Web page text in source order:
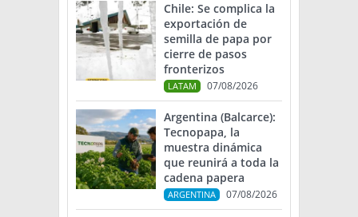
Chile: Se complica la
exportación de
semilla de papa por
cierre de pasos
fronterizos
LATAM 07/08/2026
Argentina (Balcarce):
Tecnopapa, la
muestra dinámica
que reunirá a toda la
cadena papera
ARGENTINA 07/08/2026